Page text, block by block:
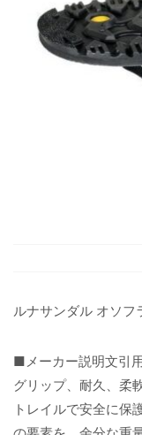
ルナサンダル オソ
■メーカー説明文引
グリップ、耐久、柔
トレイルで安全に保